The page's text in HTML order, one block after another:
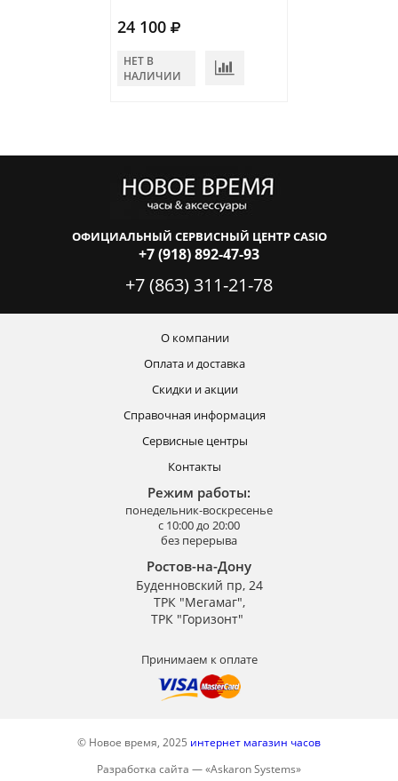
24 100
НЕТ В
НАЛИЧИИ
ОФИЦИАЛЬНЫЙ СЕРВИСНЫЙ ЦЕНТР CASIO
+7 (918) 892-47-93
+7 (863) 311-21-78
О компании
Оплата и доставка
Скидки и акции
Справочная информация
Сервисные центры
Контакты
Режим работы:
понедельник-воскресенье
с 10:00 до 20:00
без перерыва
Ростов-на-Дону
Буденновский пр, 24
ТРК "Мегамаг",
ТРК "Горизонт"
Принимаем к оплате
© Новое время, 2025 интернет магазин часов
Разработка сайта —«Askaron Systems»